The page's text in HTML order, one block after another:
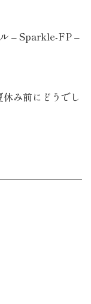
– Sparkle-FP –
休み前にどうでし